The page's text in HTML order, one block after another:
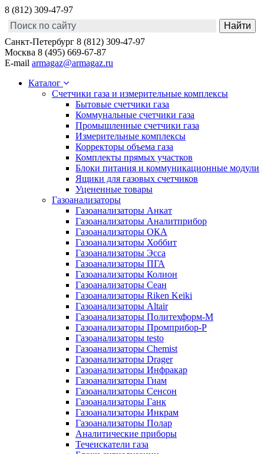
8 (812) 309-47-97
Санкт-Петербург 8 (812) 309-47-97
Москва 8 (495) 669-67-87
E-mail armagaz@armagaz.ru
Каталог
Счетчики газа и измерительные комплексы
Бытовые счетчики газа
Коммунальные счетчики газа
Промышленные счетчики газа
Измерительные комплексы
Корректоры объема газа
Комплекты прямых участков
Блоки питания и коммуникационные модули
Ящики для газовых счетчиков
Уцененные товары
Газоанализаторы
Газоанализаторы Анкат
Газоанализаторы Аналитприбор
Газоанализаторы ОКА
Газоанализаторы Хоббит
Газоанализаторы Эсса
Газоанализаторы ПГА
Газоанализаторы Колион
Газоанализаторы Сеан
Газоанализаторы Riken Keiki
Газоанализаторы Altair
Газоанализаторы Политехформ-М
Газоанализаторы Промприбор-Р
Газоанализаторы testo
Газоанализаторы Chemist
Газоанализаторы Drager
Газоанализаторы Инфракар
Газоанализаторы Гиам
Газоанализаторы Сенсон
Газоанализаторы Ганк
Газоанализаторы Инкрам
Газоанализаторы Полар
Аналитические приборы
Течеискатели газа